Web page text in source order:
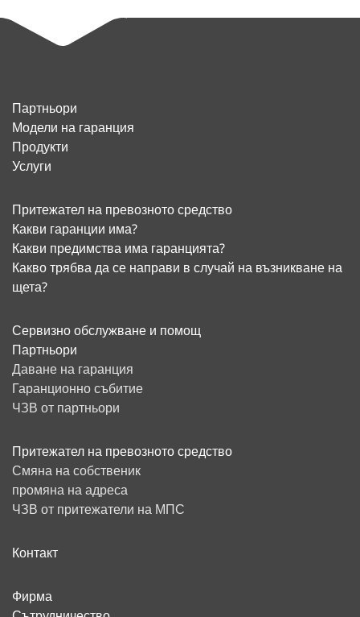
Партньори
Модели на гаранция
Продукти
Услуги
Притежател на превозното средство
Какви гаранции има?
Какви предимства има гаранцията?
Какво трябва да се направи в случай на възникване на
щета?
Сервизно обслужване и помощ
Партньори
Даване на гаранция
Гаранционно събитие
ЧЗВ от партньори
Притежател на превозното средство
Смяна на собственик
промяна на адреса
ЧЗВ от притежатели на МПС
Контакт
Фирма